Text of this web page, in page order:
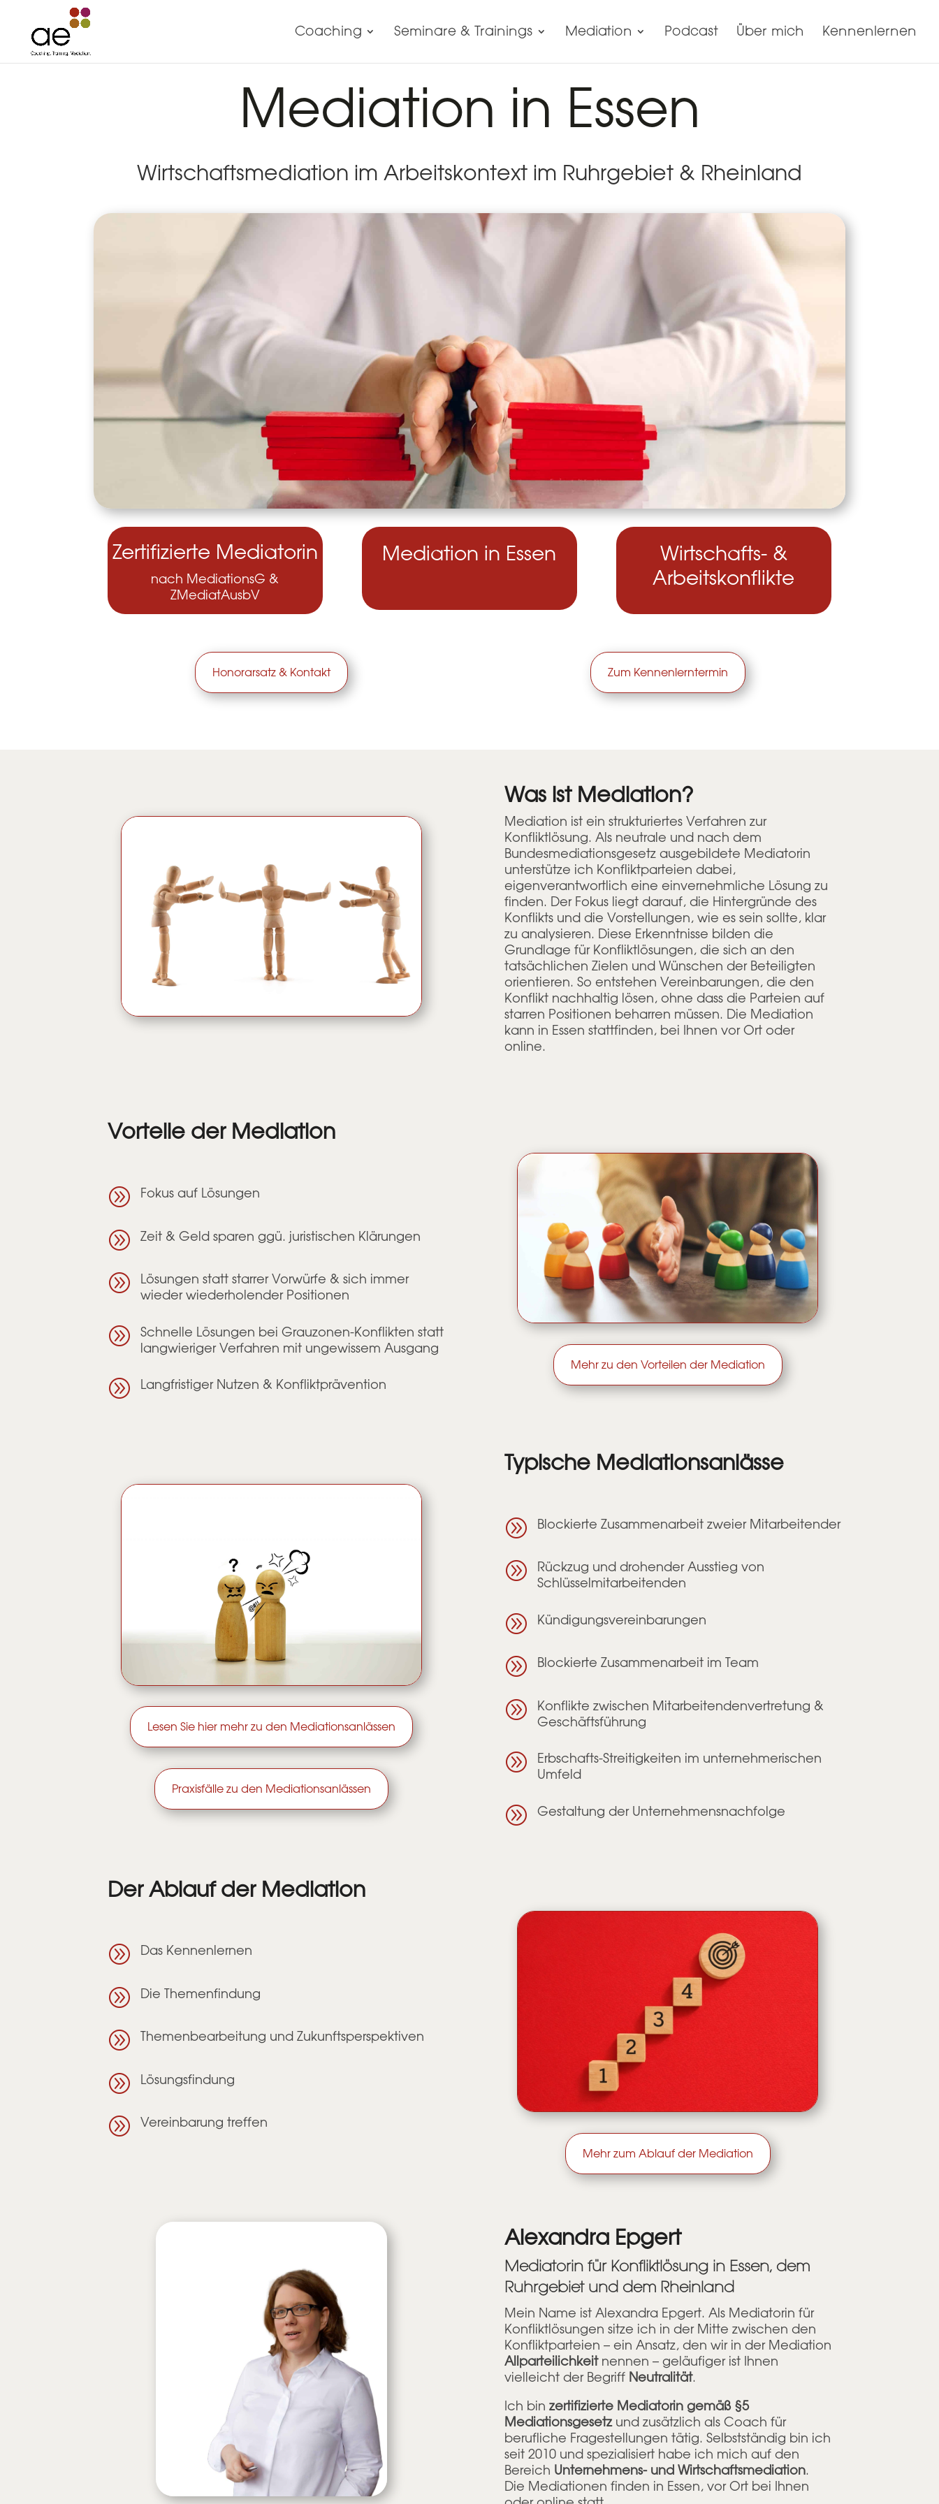
Coaching Seminare & Trainings Mediation Podcast Über mich Kennenlernen
Mediation in Essen
Wirtschaftsmediation im Arbeitskontext im Ruhrgebiet & Rheinland
Zertifizierte Mediatorin
nach MediationsG &
ZMediatAusbV
Mediation in Essen
Wirtschafts- &
Arbeitskonflikte
Honorarsatz & Kontakt Zum Kennenlerntermin
Was ist Mediation?
Mediation ist ein strukturiertes Verfahren zur
Konfliktlösung. Als neutrale und nach dem
Bundesmediationsgesetz ausgebildete Mediatorin
unterstütze ich Konfliktparteien dabei,
eigenverantwortlich eine einvernehmliche Lösung zu
finden. Der Fokus liegt darauf, die Hintergründe des
Konflikts und die Vorstellungen, wie es sein sollte, klar
zu analysieren. Diese Erkenntnisse bilden die
Grundlage für Konfliktlösungen, die sich an den
tatsächlichen Zielen und Wünschen der Beteiligten
orientieren. So entstehen Vereinbarungen, die den
Konflikt nachhaltig lösen, ohne dass die Parteien auf
starren Positionen beharren müssen. Die Mediation
kann in Essen stattfinden, bei Ihnen vor Ort oder
online.
Vorteile der Mediation
A Fokus auf Lösungen
A Zeit & Geld sparen ggü. juristischen Klärungen
A
Lösungen statt starrer Vorwürfe & sich immer
wieder wiederholender Positionen
A
Schnelle Lösungen bei Grauzonen-Konflikten statt
langwieriger Verfahren mit ungewissem Ausgang
A Langfristiger Nutzen & Konfliktprävention
Mehr zu den Vorteilen der Mediation
Lesen Sie hier mehr zu den Mediationsanlässen
Praxisfälle zu den Mediationsanlässen
Typische Mediationsanlässe
A Blockierte Zusammenarbeit zweier Mitarbeitender
A
Rückzug und drohender Ausstieg von
Schlüsselmitarbeitenden
A Kündigungsvereinbarungen
A Blockierte Zusammenarbeit im Team
A
Konflikte zwischen Mitarbeitendenvertretung &
Geschäftsführung
A
Erbschafts-Streitigkeiten im unternehmerischen
Umfeld
A Gestaltung der Unternehmensnachfolge
Der Ablauf der Mediation
A Das Kennenlernen
A Die Themenfindung
A Themenbearbeitung und Zukunftsperspektiven
A Lösungsfindung
A Vereinbarung treffen
Mehr zum Ablauf der Mediation
Alexandra Epgert
Mediatorin für Konfliktlösung in Essen, dem
Ruhrgebiet und dem Rheinland
Mein Name ist Alexandra Epgert. Als Mediatorin für
Konfliktlösungen sitze ich in der Mitte zwischen den
Konfliktparteien – ein Ansatz, den wir in der Mediation
Allparteilichkeitnennen – geläufiger ist Ihnen
vielleicht der Begriff Neutralität.
Ich bin zertifizierte Mediatorin gemäß §5
Mediationsgesetzund zusätzlich als Coach für
berufliche Fragestellungen tätig. Selbstständig bin ich
seit 2010 und spezialisiert habe ich mich auf den
Bereich Unternehmens- und Wirtschaftsmediation.
Die Mediationen finden in Essen, vor Ort bei Ihnen